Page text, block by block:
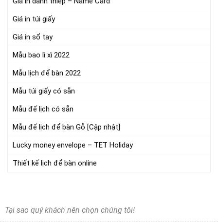
Giá in túi giấy
Giá in sổ tay
Mẫu bao lì xì 2022
Mẫu lịch để bàn 2022
Mẫu túi giấy có sẵn
Mẫu đế lịch có sẵn
Mẫu đế lịch để bàn Gỗ [Cập nhật]
Lucky money envelope – TET Holiday
Thiết kế lịch để bàn online
Tại sao quý khách nên chọn chúng tôi!